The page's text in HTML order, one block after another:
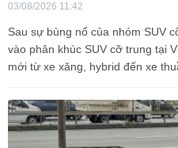
03/08/2026 11:42
Sau sự bùng nổ của nhóm SUV
vào phân khúc SUV cỡ trung tại
mới từ xe xăng, hybrid đến xe